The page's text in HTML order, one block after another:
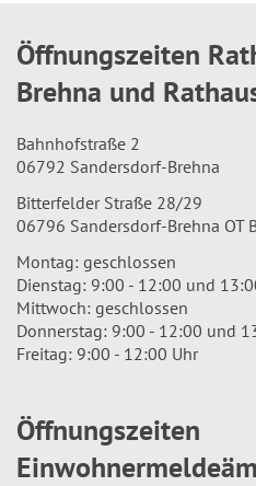
Öffnungszeiten
Brehna und
Bahnhofstraße 2
06792 Sandersdorf-Brehna
Bitterfelder Straße 28/29
06796 Sandersdorf-Brehna OT
Montag: geschlossen
Dienstag: 9:00 - 12:00 und
Mittwoch: geschlossen
Donnerstag: 9:00 - 12:00 und
Freitag: 9:00 - 12:00 Uhr
Öffnungszeiten